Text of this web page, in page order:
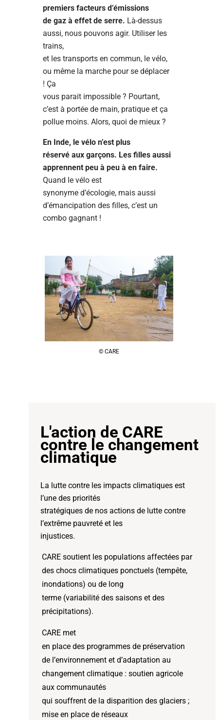
premiers facteurs d’émissions
de gaz à effet de serre. Là-dessus
aussi, nous pouvons agir. Utiliser les
trains,
et les transports en commun, le vélo,
ou même la marche pour se déplacer
! Ça
vous parait impossible ? Pourtant,
c’est à portée de main, pratique et ça
pollue moins. Alors, quoi de mieux ?
En Inde, le vélo n’est plus
réservé aux garçons. Les filles aussi
apprennent peu à peu à en faire.
Quand le vélo est
synonyme d’écologie, mais aussi
d’émancipation des filles, c’est un
combo gagnant !
© CARE
L'action de CARE
contre le changement
climatique
La lutte contre les impacts climatiques est
l’une des priorités
stratégiques de nos actions de lutte contre
l’extrême pauvreté et les
injustices.
CARE soutient les populations affectées par
des chocs climatiques ponctuels (tempête,
inondations) ou de long
terme (variabilité des saisons et des
précipitations).
CARE met
en place des programmes de préservation
de l’environnement et d’adaptation au
changement climatique : soutien agricole
aux communautés
qui souffrent de la disparition des glaciers ;
mise en place de réseaux